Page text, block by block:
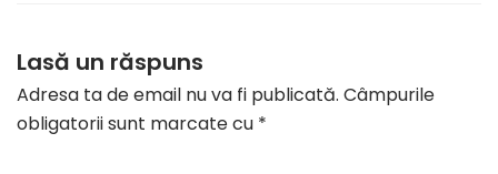
Lasă un răspuns
Adresa ta de email nu va fi publicată. Câmpurile
obligatorii sunt marcate cu *